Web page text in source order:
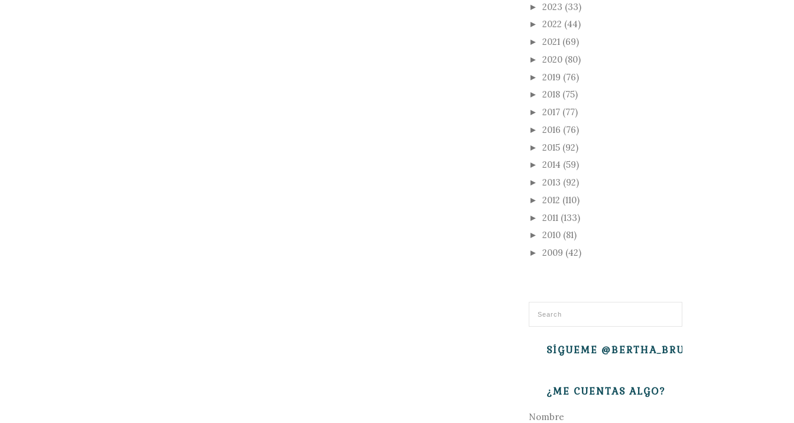
► 2023 (33)
► 2022 (44)
► 2021 (69)
► 2020 (80)
► 2019 (76)
► 2018 (75)
► 2017 (77)
► 2016 (76)
► 2015 (92)
► 2014 (59)
► 2013 (92)
► 2012 (110)
► 2011 (133)
► 2010 (81)
► 2009 (42)
SÍGUEME @BERTHA_BRUJITA
¿ME CUENTAS ALGO?
Nombre